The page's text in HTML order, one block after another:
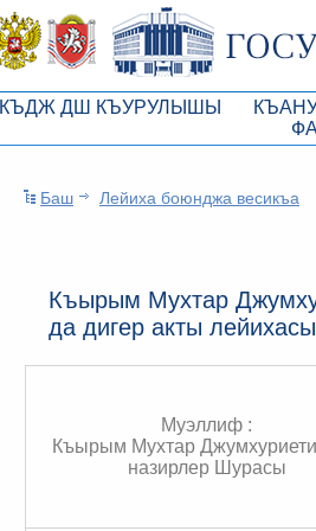
КЪДЖ ДШ КЪУРУЛЫШЫ
КъМДж ЮР Президиумы
КъМДж ЮР депутатлар
КъМДж ЮР аппараты
Советники Председателя ГС РК
Управление делами ГС РК
Бюджет
Схема
Баш Лейиха боюнджа весикъа
Къырым Мухтар
да дигер акты
Муэллиф :
Къырым Мухтар
назирлер Шурасы